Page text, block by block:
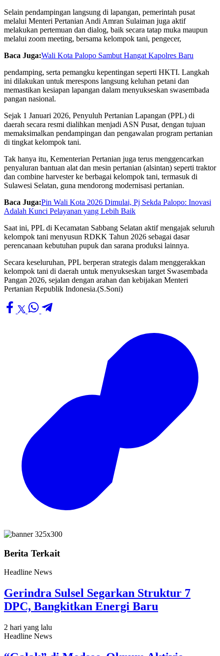
Selain pendampingan langsung di lapangan, pemerintah pusat
melalui Menteri Pertanian Andi Amran Sulaiman juga aktif
melakukan pertemuan dan dialog, baik secara tatap muka maupun
melalui zoom meeting, bersama kelompok tani, pengecer,
Baca Juga:Wali Kota Palopo Sambut Hangat Kapolres Baru
pendamping, serta pemangku kepentingan seperti HKTI. Langkah
ini dilakukan untuk merespons langsung keluhan petani dan
memastikan kesiapan lapangan dalam menyukseskan swasembada
pangan nasional.
Sejak 1 Januari 2026, Penyuluh Pertanian Lapangan (PPL) di
daerah secara resmi dialihkan menjadi ASN Pusat, dengan tujuan
memaksimalkan pendampingan dan pengawalan program pertanian
di tingkat kelompok tani.
Tak hanya itu, Kementerian Pertanian juga terus menggencarkan
penyaluran bantuan alat dan mesin pertanian (alsintan) seperti traktor
dan combine harvester ke berbagai kelompok tani, termasuk di
Sulawesi Selatan, guna mendorong modernisasi pertanian.
Baca Juga:Pin Wali Kota 2026 Dimulai, Pj Sekda Palopo: Inovasi
Adalah Kunci Pelayanan yang Lebih Baik
Saat ini, PPL di Kecamatan Sabbang Selatan aktif mengajak seluruh
kelompok tani menyusun RDKK Tahun 2026 sebagai dasar
perencanaan kebutuhan pupuk dan sarana produksi lainnya.
Secara keseluruhan, PPL berperan strategis dalam menggerakkan
kelompok tani di daerah untuk menyukseskan target Swasembada
Pangan 2026, sejalan dengan arahan dan kebijakan Menteri
Pertanian Republik Indonesia.(S.Soni)
Berita Terkait
Headline News
Gerindra Sulsel Segarkan Struktur 7
DPC, Bangkitkan Energi Baru
2 hari yang lalu
Headline News